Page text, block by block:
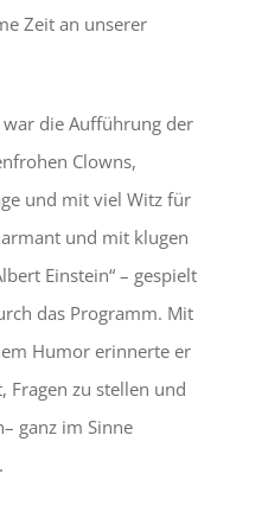
Zeit an unserer
die Aufführung der
Clowns,
und mit viel Witz für
und mit klugen
Einstein“ – gespielt
das Programm. Mit
Humor erinnerte er
Fragen zu stellen und
ganz im Sinne